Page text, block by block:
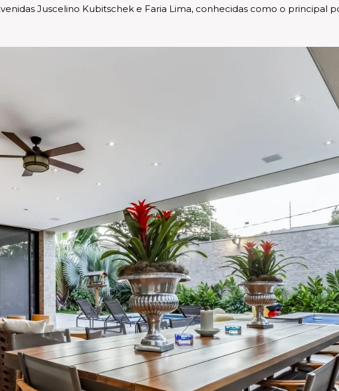
Juscelino Kubitschek e Faria Lima, conhecidas como o principal